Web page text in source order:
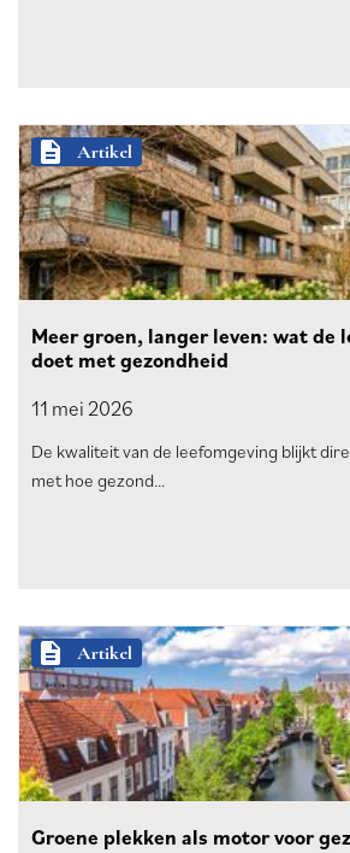
description Artikel
Meer groen, langer leven: wat de
doet met gezondheid
11 mei 2026
De kwaliteit van de leefomgeving blijkt
met hoe gezond…
description Artikel
Groene plekken als motor voor